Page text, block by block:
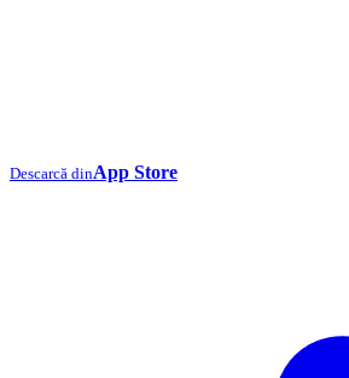
Descarcă dinApp Store